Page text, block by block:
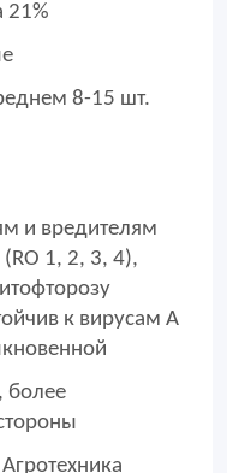
21%
8-15 шт.
и вредителям
1, 2, 3, 4),
к вирусам А
более